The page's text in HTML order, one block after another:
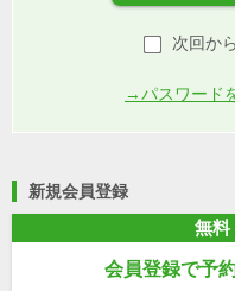
次回か
→パスワード
新規会員登録
無料
会員登録で予